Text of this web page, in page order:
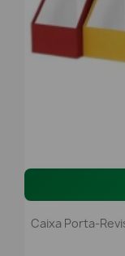
Caixa Porta-